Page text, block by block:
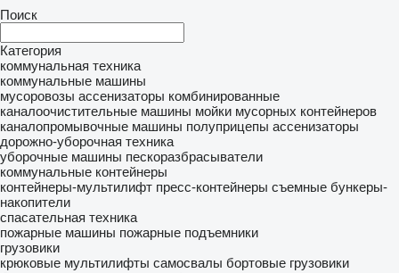
Поиск
Категория
коммунальная техника
коммунальные машины
мусоровозы ассенизаторы комбинированные
каналоочистительные машины мойки мусорных контейнеров
каналопромывочные машины полуприцепы ассенизаторы
дорожно-уборочная техника
уборочные машины пескоразбрасыватели
коммунальные контейнеры
контейнеры-мультилифт пресс-контейнеры съемные бункеры-
накопители
спасательная техника
пожарные машины пожарные подъемники
грузовики
крюковые мультилифты самосвалы бортовые грузовики